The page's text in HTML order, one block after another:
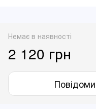
Немає в наявності
2 120 грн